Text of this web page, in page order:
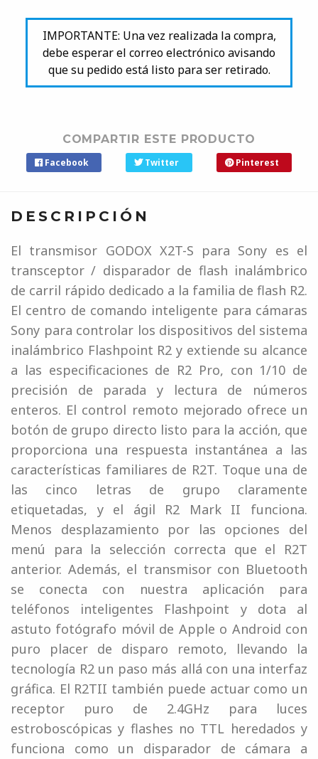
IMPORTANTE: Una vez realizada la compra,
debe esperar el correo electrónico avisando
que su pedido está listo para ser retirado.
COMPARTIR ESTE PRODUCTO
Facebook Twitter Pinterest
DESCRIPCIÓN
El transmisor GODOX X2T-S para Sony es el
transceptor / disparador de flash inalámbrico
de carril rápido dedicado a la familia de flash R2.
El centro de comando inteligente para cámaras
Sony para controlar los dispositivos del sistema
inalámbrico Flashpoint R2 y extiende su alcance
a las especificaciones de R2 Pro, con 1/10 de
precisión de parada y lectura de números
enteros. El control remoto mejorado ofrece un
botón de grupo directo listo para la acción, que
proporciona una respuesta instantánea a las
características familiares de R2T. Toque una de
las cinco letras de grupo claramente
etiquetadas, y el ágil R2 Mark II funciona.
Menos desplazamiento por las opciones del
menú para la selección correcta que el R2T
anterior. Además, el transmisor con Bluetooth
se conecta con nuestra aplicación para
teléfonos inteligentes Flashpoint y dota al
astuto fotógrafo móvil de Apple o Android con
puro placer de disparo remoto, llevando la
tecnología R2 un paso más allá con una interfaz
gráfica. El R2TII también puede actuar como un
receptor puro de 2.4GHz para luces
estroboscópicas y flashes no TTL heredados y
funciona como un disparador de cámara a